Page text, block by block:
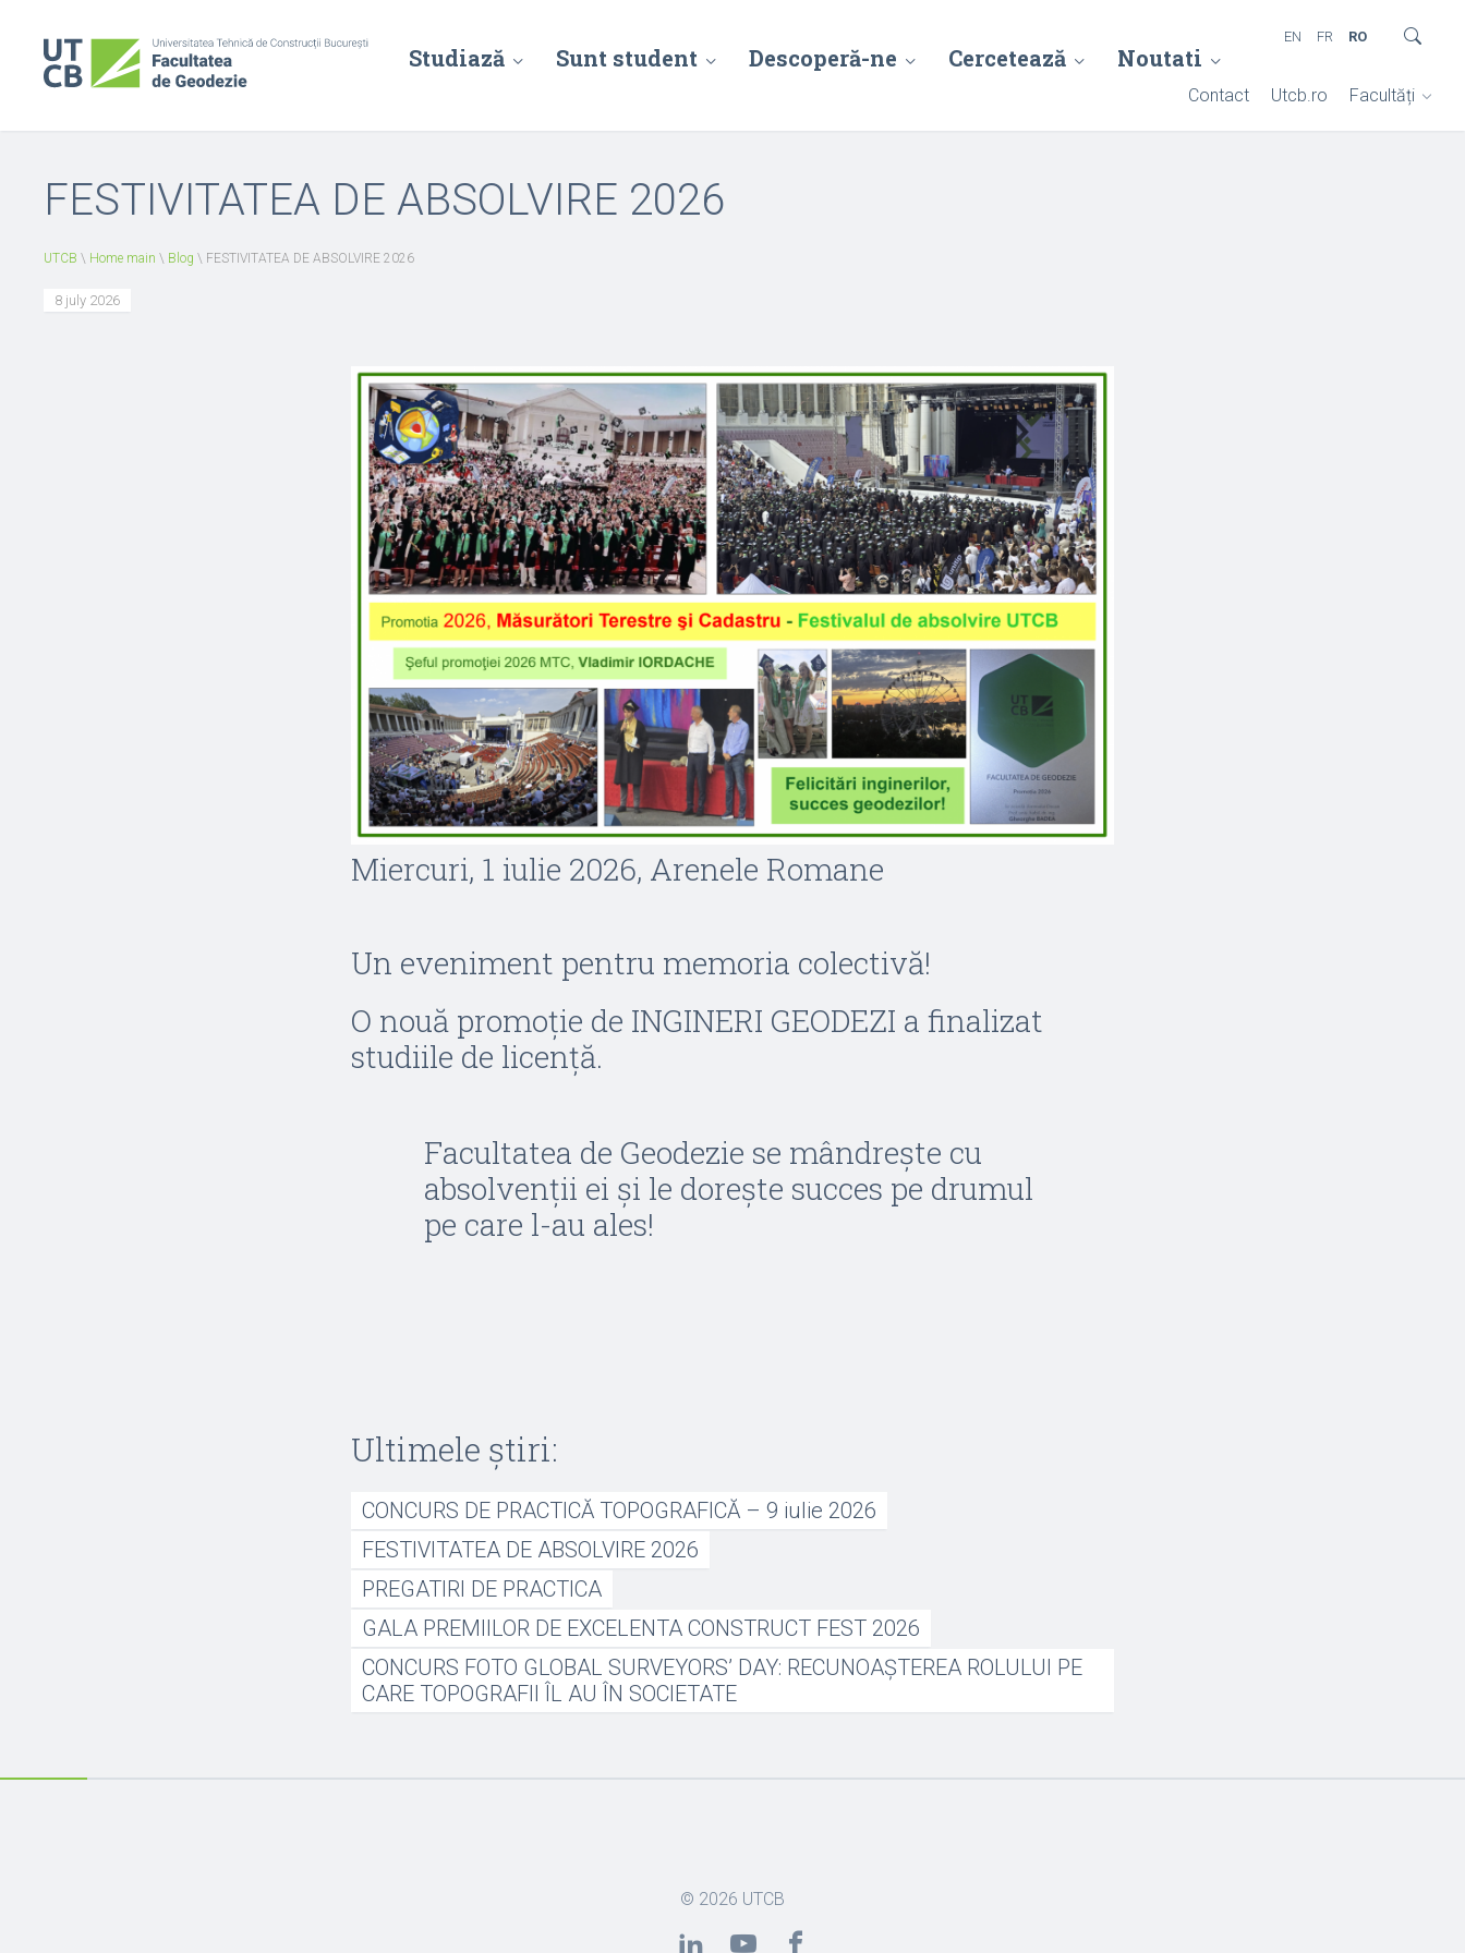
Studiază Sunt student Descoperă-ne Cercetează Noutati
Contact Utcb.ro Facultăți
EN FR RO
FESTIVITATEA DE ABSOLVIRE 2026
UTCB \ Home main \ Blog \ FESTIVITATEA DE ABSOLVIRE 2026
8 july 2026
Miercuri, 1 iulie 2026, Arenele Romane
Un eveniment pentru memoria colectivă!
O nouă promoţie de INGINERI GEODEZI a finalizat
studiile de licenţă.
Facultatea de Geodezie se mândreşte cu
absolvenţii ei şi le doreşte succes pe drumul
pe care l-au ales!
Ultimele știri:
CONCURS DE PRACTICĂ TOPOGRAFICĂ – 9 iulie 2026
FESTIVITATEA DE ABSOLVIRE 2026
PREGATIRI DE PRACTICA
GALA PREMIILOR DE EXCELENTA CONSTRUCT FEST 2026
CONCURS FOTO GLOBAL SURVEYORS’ DAY: RECUNOAȘTEREA ROLULUI PE
CARE TOPOGRAFII ÎL AU ÎN SOCIETATE
© 2026 UTCB